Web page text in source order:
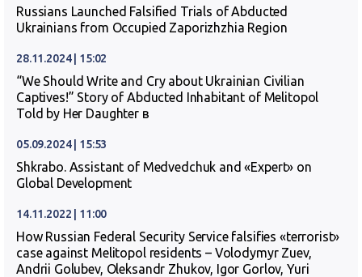
Russians Launched Falsified Trials of Abducted
Ukrainians from Occupied Zaporizhzhia Region
28.11.2024 | 15:02
“We Should Write and Cry about Ukrainian Civilian
Captives!” Story of Abducted Inhabitant of Melitopol
Told by Her Daughter в
05.09.2024 | 15:53
Shkrabo. Assistant of Medvedchuk and «Expert» on
Global Development
14.11.2022 | 11:00
How Russian Federal Security Service falsifies «terrorist»
case against Melitopol residents – Volodymyr Zuev,
Andrii Golubev, Oleksandr Zhukov, Igor Gorlov, Yuri